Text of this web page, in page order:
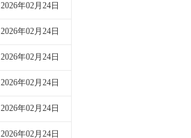
2026年02月24日
2026年02月24日
2026年02月24日
2026年02月24日
2026年02月24日
2026年02月24日